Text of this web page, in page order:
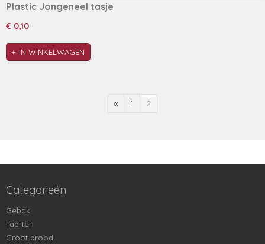
Plastic Jongeneel tasje
€ 0,10
IN WINKELWAGEN
« 1 2
Categorieën
Gebak
Taarten
Groot brood